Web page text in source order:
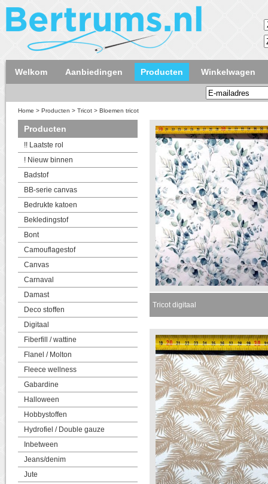
Welkom Aanbiedingen Producten Winkelwagen
Home > Producten > Tricot > Bloemen tricot
Producten
!! Laatste rol
! Nieuw binnen
Badstof
BB-serie canvas
Bedrukte katoen
Bekledingstof
Bont
Camouflagestof
Canvas
Carnaval
Damast
Deco stoffen
Digitaal
Fiberfill / wattine
Flanel / Molton
Fleece wellness
Gabardine
Halloween
Hobbystoffen
Hydrofiel / Double gauze
Inbetween
Jeans/denim
Jute
Tricot digitaal